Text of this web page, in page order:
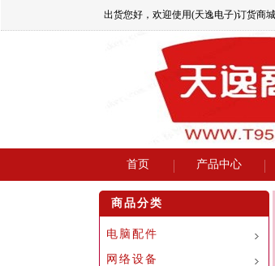
出货您好，欢迎使用(天逸电子)订货商城
首页 产品中心
商品分类
电脑配件
网络设备